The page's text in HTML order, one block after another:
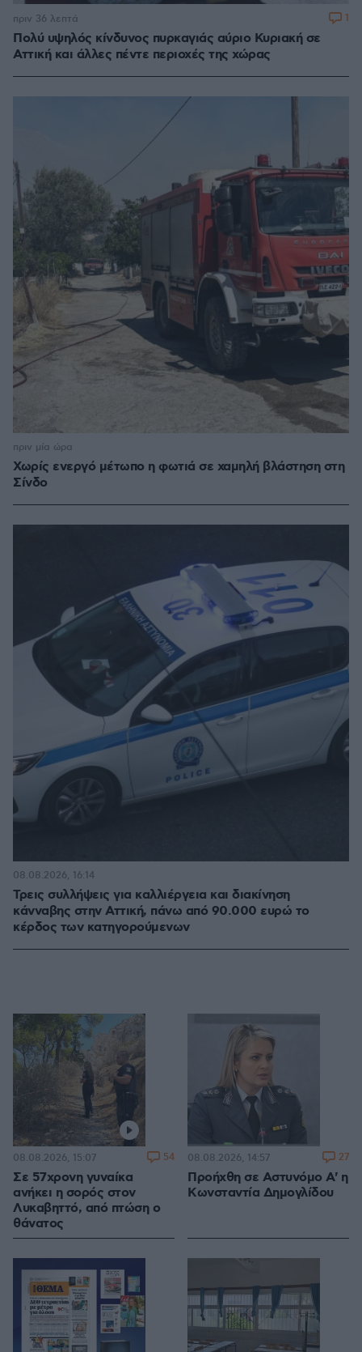
Πολύ υψηλός κίνδυνος πυρκαγιάς αύριο Κυριακή σε
Αττική και άλλες πέντε περιοχές της χώρας
πριν 36 λεπτά 1
Χωρίς ενεργό μέτωπο η φωτιά σε χαμηλή βλάστηση στη
Σίνδο
πριν μία ώρα
Τρεις συλλήψεις για καλλιέργεια και διακίνηση
κάνναβης στην Αττική, πάνω από 90.000 ευρώ το
κέρδος των κατηγορούμενων
08.08.2026, 16:14
Σε 57χρονη γυναίκα
ανήκει η σορός στον
Λυκαβηττό, από πτώση ο
θάνατος
08.08.2026, 15:07 54
Προήχθη σε Αστυνόμο Α' η
Κωνσταντία Δημογλίδου
08.08.2026, 14:57 27